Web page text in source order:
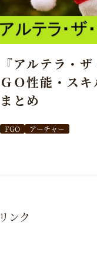
『アルテラ・
ＧＯ性能・ス
まとめ
FGO アーチャー
ンク